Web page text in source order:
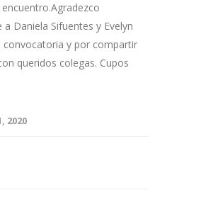
Daniela Sifuentes y Evelyn
convocatoria y por compartir
queridos colegas. Cupos
2020